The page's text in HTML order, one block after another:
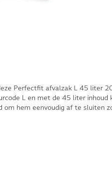
Perfectfit afvalzak L 45 liter
L en met de 45 liter inhoud
om hem eenvoudig af te sluiten